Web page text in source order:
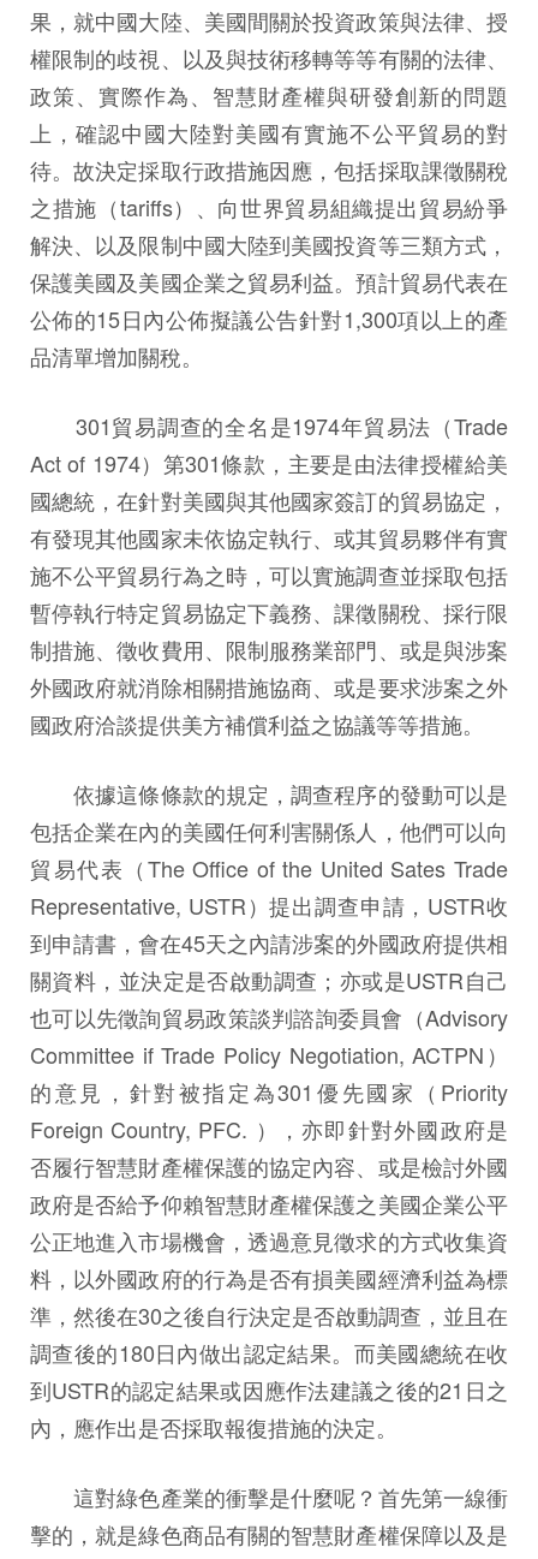
果，就中國大陸、美國間關於投資政策與法律、授
權限制的歧視、以及與技術移轉等等有關的法律、
政策、實際作為、智慧財產權與研發創新的問題
上，確認中國大陸對美國有實施不公平貿易的對
待。故決定採取行政措施因應，包括採取課徵關稅
之措施（tariffs）、向世界貿易組織提出貿易紛爭
解決、以及限制中國大陸到美國投資等三類方式，
保護美國及美國企業之貿易利益。預計貿易代表在
公佈的15日內公佈擬議公告針對1,300項以上的產
品清單增加關稅。
301貿易調查的全名是1974年貿易法（Trade
Act of 1974）第301條款，主要是由法律授權給美
國總統，在針對美國與其他國家簽訂的貿易協定，
有發現其他國家未依協定執行、或其貿易夥伴有實
施不公平貿易行為之時，可以實施調查並採取包括
暫停執行特定貿易協定下義務、課徵關稅、採行限
制措施、徵收費用、限制服務業部門、或是與涉案
外國政府就消除相關措施協商、或是要求涉案之外
國政府洽談提供美方補償利益之協議等等措施。
依據這條條款的規定，調查程序的發動可以是
包括企業在內的美國任何利害關係人，他們可以向
貿易代表（The Office of the United Sates Trade
Representative, USTR）提出調查申請，USTR收
到申請書，會在45天之內請涉案的外國政府提供相
關資料，並決定是否啟動調查；亦或是USTR自己
也可以先徵詢貿易政策談判諮詢委員會（Advisory
Committee if Trade Policy Negotiation, ACTPN）
的意見，針對被指定為301優先國家（Priority
Foreign Country, PFC. ），亦即針對外國政府是
否履行智慧財產權保護的協定內容、或是檢討外國
政府是否給予仰賴智慧財產權保護之美國企業公平
公正地進入市場機會，透過意見徵求的方式收集資
料，以外國政府的行為是否有損美國經濟利益為標
準，然後在30之後自行決定是否啟動調查，並且在
調查後的180日內做出認定結果。而美國總統在收
到USTR的認定結果或因應作法建議之後的21日之
內，應作出是否採取報復措施的決定。
這對綠色產業的衝擊是什麼呢？首先第一線衝
擊的，就是綠色商品有關的智慧財產權保障以及是